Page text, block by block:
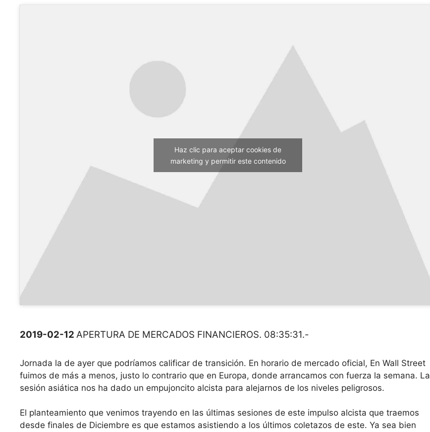
Haz clic para aceptar cookies de
marketing y permitir este contenido
2019-02-12 APERTURA DE MERCADOS FINANCIEROS. 08:35:31.-
Jornada la de ayer que podríamos calificar de transición. En horario de mercado oficial, En Wall Street
fuimos de más a menos, justo lo contrario que en Europa, donde arrancamos con fuerza la semana. La
sesión asiática nos ha dado un empujoncito alcista para alejarnos de los niveles peligrosos.
El planteamiento que venimos trayendo en las últimas sesiones de este impulso alcista que traemos
desde finales de Diciembre es que estamos asistiendo a los últimos coletazos de este. Ya sea bien